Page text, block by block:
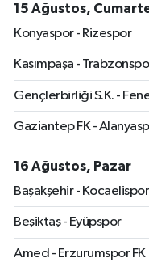
15 Ağustos,
Konyaspor - Rizespor
Kasımpaşa -
Gençlerbirliği S.K. -
Gaziantep FK -
16 Ağustos, Pazar
Başakşehir - Kocaelispor
Beşiktaş - Eyüpspor
Amed - Erzurumspor FK